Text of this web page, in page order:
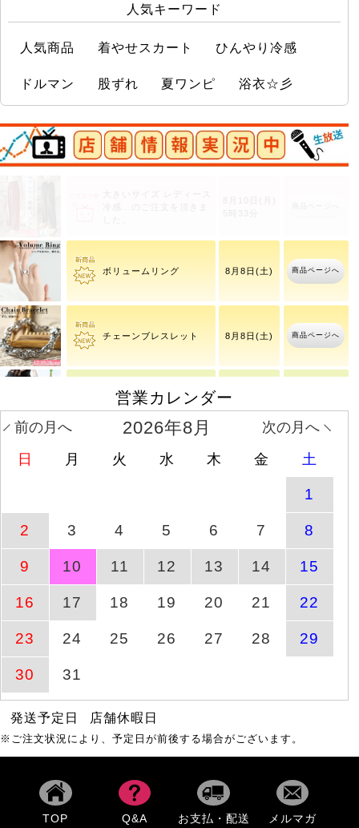
人気キーワード
人気商品 着やせスカート ひんやり冷感
ドルマン 股ずれ 夏ワンピ 浴衣☆彡
店舗情報実況中
ボリュームリング 8月8日(土) 商品ページへ
チェーンブレスレット 8月8日(土) 商品ページへ
ドットフレアスリーブプ
ルオーバー
8月10日(月)
大きいサイズ レディース
冷感
8月10日(月)
商品ページへ
ワッシャーシアーロング
シャツ
8月10日(月) 商品ページへ
商品ページへ
バタフライ＆ラインスト
ラインストーンブレスレ
ット
8月8日(土) 商品ページへ
営業カレンダー
前の月へ 次の月へ
2026年8月
日 月 火 水 木 金 土
1
2 3 4 5 6 7 8
9 10 11 12 13 14 15
16 17 18 19 20 21 22
23 24 25 26 27 28 29
30 31
発送予定日 店舗休暇日
※ご注文状況により、予定日が前後する場合がございます。
TOP Q&A お支払・配送 メルマガ